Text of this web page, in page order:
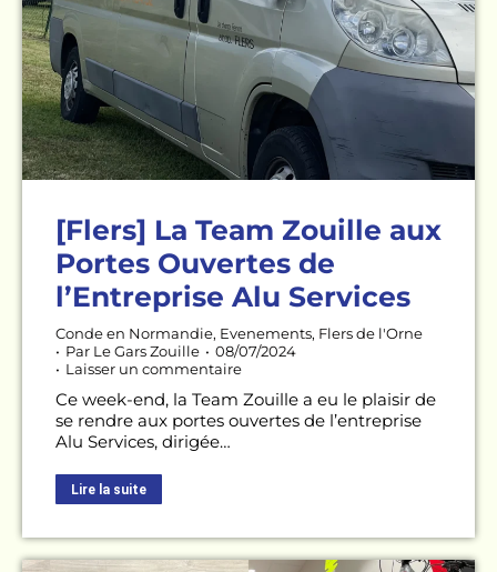
[Flers] La Team Zouille aux
Portes Ouvertes de
l’Entreprise Alu Services
Conde en Normandie, Evenements, Flers de l'Orne
Par Le Gars Zouille
08/07/2024
Laisser un commentaire
Ce week-end, la Team Zouille a eu le plaisir de
se rendre aux portes ouvertes de l’entreprise
Alu Services, dirigée…
Lire la suite